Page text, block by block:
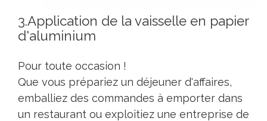
3.Application de la vaisselle en papier
d'aluminium
Pour toute occasion !
Que vous prépariez un déjeuner d'affaires,
emballiez des commandes à emporter dans
un restaurant ou exploitiez une entreprise de